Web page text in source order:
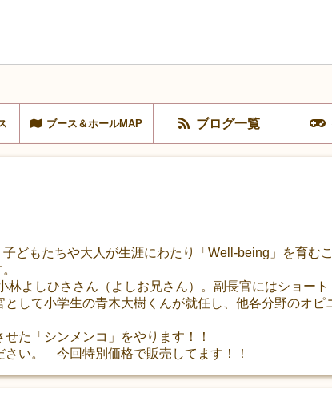
ブース＆ホールMAP ブログ一覧
どもたちや大人が生涯にわたり「Well-being」を育む
林よしひささん（よしお兄さん）。副長官にはショー
して小学生の青木大樹くんが就任し、他各分野のオ
た「シンメンコ」をやります！！
い。 今回特別価格で販売してます！！